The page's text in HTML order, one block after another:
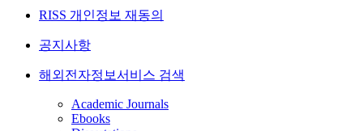
RISS 개인정보 재동의
공지사항
해외전자정보서비스 검색
Academic Journals
Ebooks